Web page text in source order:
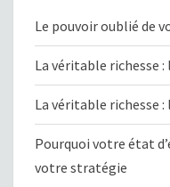
Le pouvoir oublié de
La véritable richesse :
La véritable richesse :
Pourquoi votre état
votre stratégie